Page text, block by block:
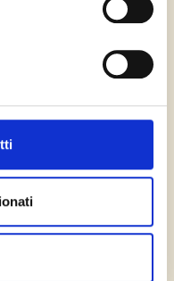
territorio di oltre 2.000 postini
Servizi Notificazione e